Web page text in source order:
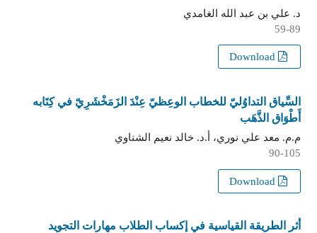
د. علي بن عبد الله الغامدي
59-89
Download
السِّياق التداوُليّ للخطاب الوعِظيّ عِنْدَ الزَمَخْشَرِيّ في كِتَابه
أَطْوَاق الذَّهَب
م.م. معد علي نوري، أ.د. خالد نعيم الشناوي
90-105
أثر الطريقة القياسية في إكساب الطلاب مهارات التجويد